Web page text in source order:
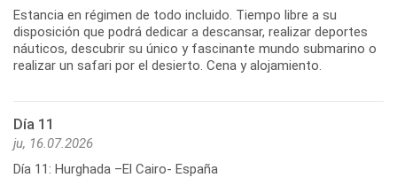
Estancia en régimen de todo incluido. Tiempo libre a su
disposición que podrá dedicar a descansar, realizar deportes
náuticos, descubrir su único y fascinante mundo submarino o
realizar un safari por el desierto. Cena y alojamiento.
Día 11
ju, 16.07.2026
Día 11: Hurghada –El Cairo- España